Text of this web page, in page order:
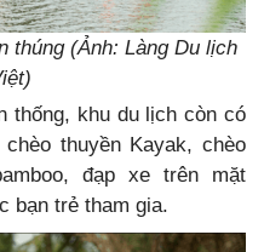
thúng (Ảnh: Làng Du lịch
thống, khu du lịch còn có
thuyền Kayak, chèo
đạp xe trên mặt
bạn trẻ tham gia.